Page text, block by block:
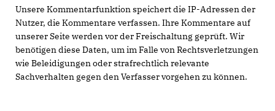
Unsere Kommentarfunktion speichert die IP-Adressen der
Nutzer, die Kommentare verfassen. Ihre Kommentare auf
unserer Seite werden vor der Freischaltung geprüft. Wir
benötigen diese Daten, um im Falle von Rechtsverletzungen
wie Beleidigungen oder strafrechtlich relevante
Sachverhalten gegen den Verfasser vorgehen zu können.